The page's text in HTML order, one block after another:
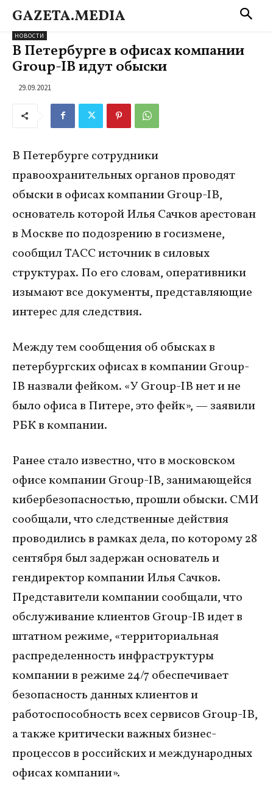
GAZETA.MEDIA
НОВОСТИ
В Петербурге в офисах компании
Group-IB идут обыски
29.09.2021
В Петербурге сотрудники
правоохранительных органов проводят
обыски в офисах компании Group-IB,
основатель которой Илья Сачков арестован
в Москве по подозрению в госизмене,
сообщил ТАСС источник в силовых
структурах. По его словам, оперативники
изымают все документы, представляющие
интерес для следствия.
Между тем сообщения об обысках в
петербургских офисах в компании Group-
IB назвали фейком. «У Group-IB нет и не
было офиса в Питере, это фейк», — заявили
РБК в компании.
Ранее стало известно, что в московском
офисе компании Group-IB, занимающейся
кибербезопасностью, прошли обыски. СМИ
сообщали, что следственные действия
проводились в рамках дела, по которому 28
сентября был задержан основатель и
гендиректор компании Илья Сачков.
Представители компании сообщали, что
обслуживание клиентов Group-IB идет в
штатном режиме, «территориальная
распределенность инфраструктуры
компании в режиме 24/7 обеспечивает
безопасность данных клиентов и
работоспособность всех сервисов Group-IB,
а также критически важных бизнес-
процессов в российских и международных
офисах компании».